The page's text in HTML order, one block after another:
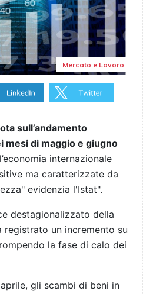
Mercato e Lavoro
sull’andamento
mesi di maggio e giugno
internazionale
ma caratterizzate da
evidenzia l'Istat".
destagionalizzato della
registrato un incremento su
la fase di calo dei
gli scambi di beni in